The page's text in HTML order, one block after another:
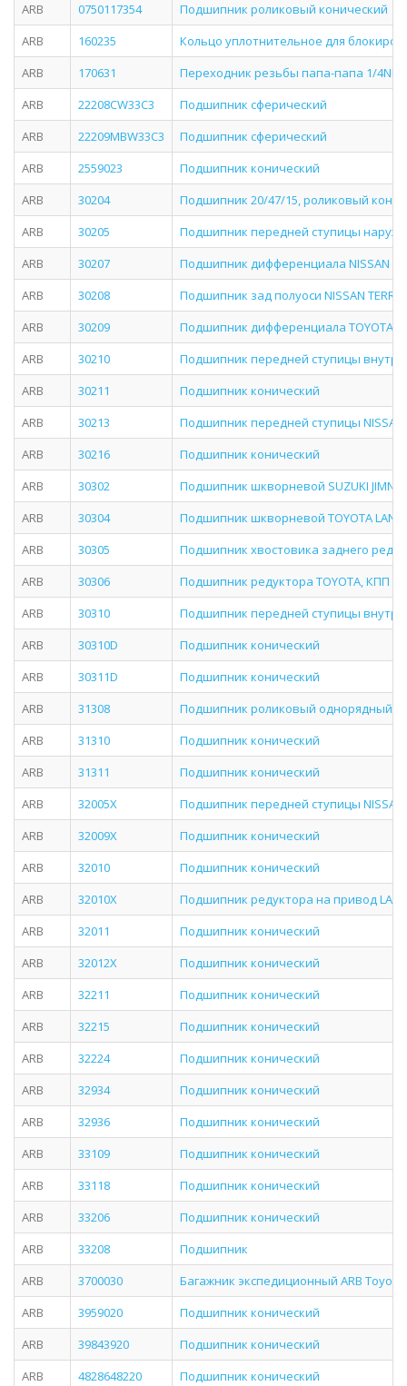
ARB
0750117354
Подшипник роликовый конический
ARB
160235
Кольцо уплотнительное для
ARB
170631
Переходник резьбы папа-папа 1/
ARB
22208CW33C3
Подшипник сферический
ARB
22209MBW33C3
Подшипник сферический
ARB
2559023
Подшипник конический
ARB
30204
Подшипник 20/47/15, роликовый
ARB
30205
Подшипник передней ступицы
ARB
30207
Подшипник дифференциала NISSAN
ARB
30208
Подшипник зад полуоси NISSAN
ARB
30209
Подшипник дифференциала TOYOTA /
ARB
30210
Подшипник передней ступицы
ARB
30211
Подшипник конический
ARB
30213
Подшипник передней ступицы
ARB
30216
Подшипник конический
ARB
30302
Подшипник шкворневой SUZUKI
ARB
30304
Подшипник шкворневой TOYOTA LAND
ARB
30305
Подшипник хвостовика заднего
ARB
30306
Подшипник редуктора TOYOTA, КПП
ARB
30310
Подшипник передней ступицы
ARB
30310D
Подшипник конический
ARB
30311D
Подшипник конический
ARB
31308
Подшипник роликовый однорядный
ARB
31310
Подшипник конический
ARB
31311
Подшипник конический
ARB
32005X
Подшипник передней ступицы
ARB
32009X
Подшипник конический
ARB
32010
Подшипник конический
ARB
32010X
Подшипник редуктора на привод LAND
ARB
32011
Подшипник конический
ARB
32012X
Подшипник конический
ARB
32211
Подшипник конический
ARB
32215
Подшипник конический
ARB
32224
Подшипник конический
ARB
32934
Подшипник конический
ARB
32936
Подшипник конический
ARB
33109
Подшипник конический
ARB
33118
Подшипник конический
ARB
33206
Подшипник конический
ARB
33208
Подшипник
ARB
3700030
Багажник экспедиционный ARB
ARB
3959020
Подшипник конический
ARB
39843920
Подшипник конический
ARB
4828648220 Подшипник конический